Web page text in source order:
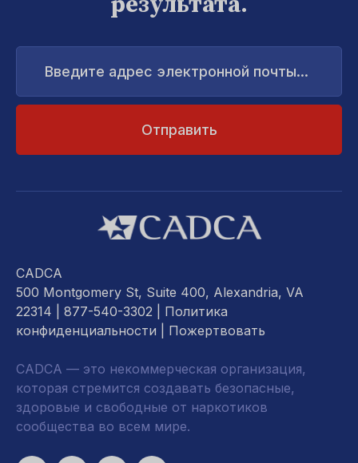
Введите
адрес
электронной
CADCA
500 Montgomery St, Suite 400, Alexandria, VA
22314 | 877-540-3302 | Политика
конфиденциальности
Пожертвовать
CADCA — это некоммерческая организация,
которая стремится создавать безопасные,
здоровые и свободные от наркотиков
сообщества во всем мире.